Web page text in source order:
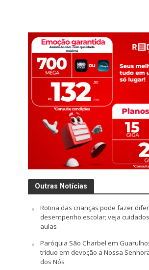
Outras Notícias
Rotina das crianças pode fazer
desempenho escolar; veja
aulas
Paróquia São Charbel em
tríduo em devoção a Nossa
dos Nós